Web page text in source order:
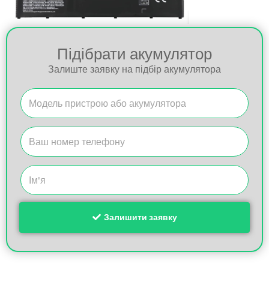
Підібрати акумулятор
Залиште заявку на підбір акумулятора
Залишити заявку